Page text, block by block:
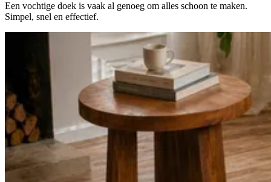
Een vochtige doek is vaak al genoeg om alles schoon te maken.
Simpel, snel en effectief.